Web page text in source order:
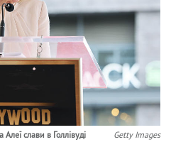
слави в Голлівуді Getty Images